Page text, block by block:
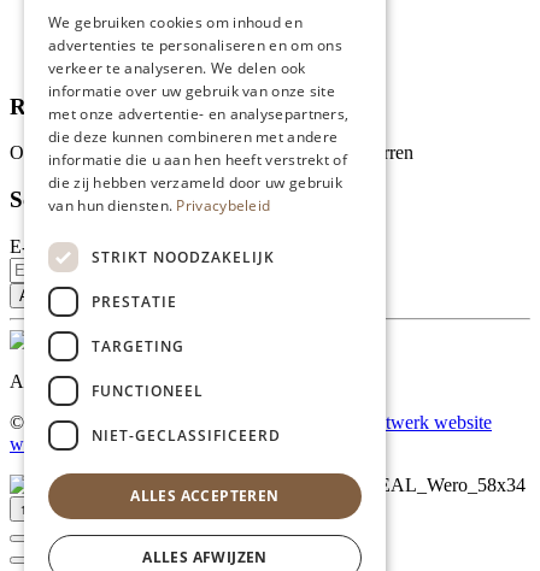
Wie zijn wij?
Recepten
Tips
Recensies
Onze klanten waarderen ons met 4.9 van de 5 sterren
Schrijf je in voor onze nieuwsbrief
E-mailadres
Al onze prijzen zijn incl. BTW
© Copyright 2026 Limburgs Bakwinkeltje |
Maatwerk website
webmix
↑ Top
We gebruiken cookies om inhoud en
advertenties te personaliseren en om ons
verkeer te analyseren. We delen ook
informatie over uw gebruik van onze site
met onze advertentie- en analysepartners,
die deze kunnen combineren met andere
informatie die u aan hen heeft verstrekt of
die zij hebben verzameld door uw gebruik
van hun diensten. Privacybeleid
STRIKT NOODZAKELIJK
PRESTATIE
TARGETING
FUNCTIONEEL
NIET-GECLASSIFICEERD
ALLES ACCEPTEREN
ALLES AFWIJZEN